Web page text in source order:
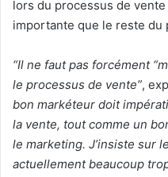
lors du processus de
importante que le reste du
“Il ne faut pas forcément
le processus de vente”,
bon markéteur doit
la vente, tout comme un
le marketing. J’insiste sur
actuellement beaucoup